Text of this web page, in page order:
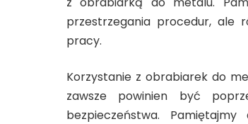
przestrzegania procedur, ale
pracy.
Korzystanie z obrabiarek do
zawsze powinien być
bezpieczeństwa.